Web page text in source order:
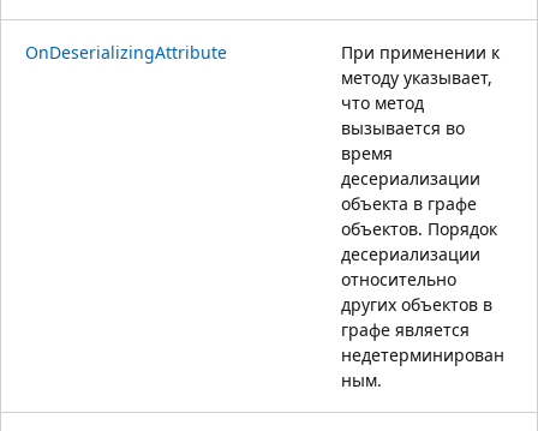
OnDeserializingAttribute
При применении к
методу указывает,
что метод
вызывается во
время
десериализации
объекта в графе
объектов. Порядок
десериализации
относительно
других объектов в
графе является
недетерминирован
ным.